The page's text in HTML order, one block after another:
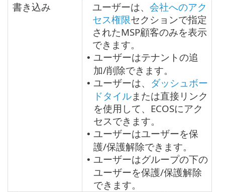
書き込み ユーザーは、 会社へのアク
セス権限セクションで指定
されたMSP顧客のみを表示
できます。
• ユーザーはテナントの追
加/削除できます。
• ユーザーは、 ダッシュボー
ドタイルまたは直接リンク
を使用して、ECOSにアク
セスできます。
• ユーザーはユーザーを保
護/保護解除できます。
• ユーザーはグループの下の
ユーザーを保護/保護解除
できます。